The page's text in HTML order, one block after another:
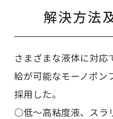
解決方法
さまざまな液体に対
給が可能なモーノポン
採用した。
○低～高粘度液、スラ